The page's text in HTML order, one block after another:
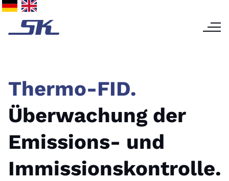
Thermo-FID.
Überwachung der
Emissions- und
Immissionskontrolle.